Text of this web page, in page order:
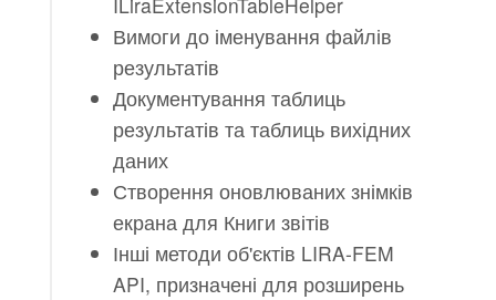
Вимоги до іменування файлів
результатів
Документування таблиць
результатів та таблиць вихідних
даних
Створення оновлюваних знімків
екрана для Книги звітів
Інші методи об'єктів LIRA-FEM
API, призначені для розширень